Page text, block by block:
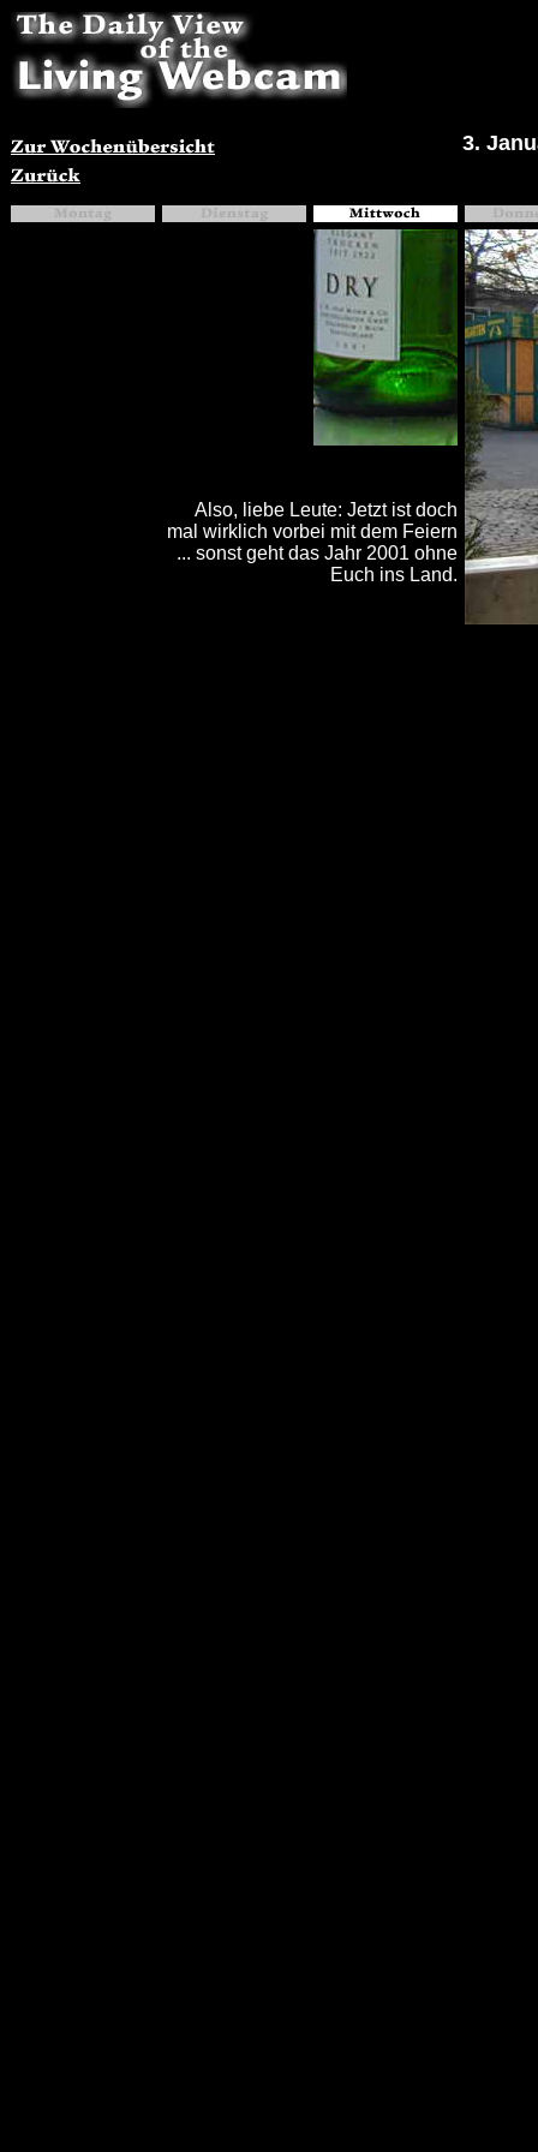
3.
Also, liebe Leute: Jetzt ist doch
mal wirklich vorbei mit dem Feiern
... sonst geht das Jahr 2001 ohne
Euch ins Land.